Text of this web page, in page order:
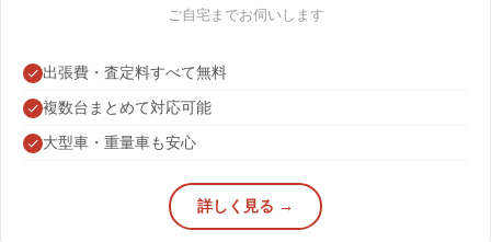
ご自宅までお伺いします
出張費・査定料すべて無料
複数台まとめて対応可能
大型車・重量車も安心
詳しく見る →